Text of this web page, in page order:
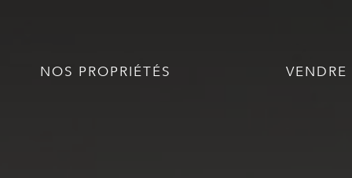
NOS PROPRIÉTÉS VENDRE